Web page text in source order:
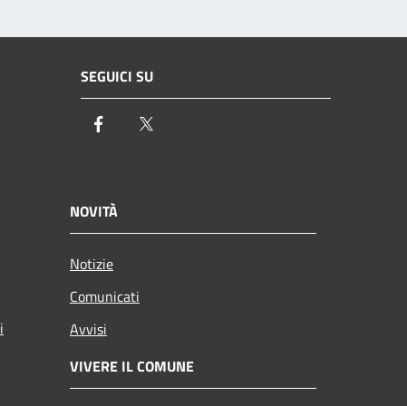
SEGUICI SU
Facebook
NOVITÀ
Notizie
Comunicati
Avvisi
VIVERE IL COMUNE